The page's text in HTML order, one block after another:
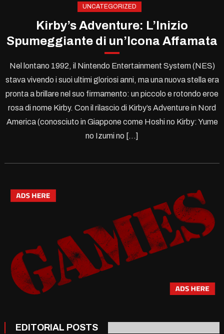
UNCATEGORIZED
Kirby’s Adventure: L’Inizio
Spumeggiante di un’Icona Affamata
Nel lontano 1992, il Nintendo Entertainment System (NES)
stava vivendo i suoi ultimi gloriosi anni, ma una nuova stella era
pronta a brillare nel suo firmamento: un piccolo e rotondo eroe
rosa di nome Kirby. Con il rilascio di Kirby’s Adventure in Nord
America (conosciuto in Giappone come Hoshi no Kirby: Yume
no Izumi no […]
EDITORIAL POSTS